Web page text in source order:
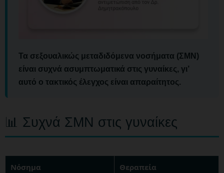
Τα σεξουαλικώς μεταδιδόμενα νοσήματα (ΣΜΝ)
είναι συχνά ασυμπτωματικά στις γυναίκες, γι’
αυτό ο τακτικός έλεγχος είναι απαραίτητος.
📊 Συχνά ΣΜΝ στις γυναίκες
Νόσημα Θεραπεία